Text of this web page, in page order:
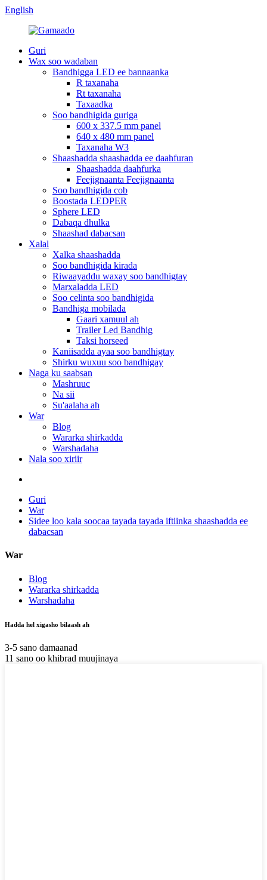
English
Guri
Wax soo wadaban
Bandhigga LED ee bannaanka
R taxanaha
Rt taxanaha
Taxaadka
Soo bandhigida guriga
600 x 337.5 mm panel
640 x 480 mm panel
Taxanaha W3
Shaashadda shaashadda ee daahfuran
Shaashadda daahfurka
Feejignaanta Feejignaanta
Soo bandhigida cob
Boostada LEDPER
Sphere LED
Dabaqa dhulka
Shaashad dabacsan
Xalal
Xalka shaashadda
Soo bandhigida kirada
Riwaayaddu waxay soo bandhigtay
Marxaladda LED
Soo celinta soo bandhigida
Bandhiga mobilada
Gaari xamuul ah
Trailer Led Bandhig
Taksi horseed
Kaniisadda ayaa soo bandhigtay
Shirku wuxuu soo bandhigay
Naga ku saabsan
Mashruuc
Na sii
Su'aalaha ah
War
Blog
Wararka shirkadda
Warshadaha
Nala soo xiriir
Guri
War
Sidee loo kala soocaa tayada tayada iftiinka shaashadda ee
dabacsan
War
Blog
Wararka shirkadda
Warshadaha
Hadda hel xigasho bilaash ah
3-5 sano damaanad
11 sano oo khibrad muujinaya